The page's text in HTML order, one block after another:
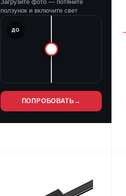
Загрузите фото — потяните
ползунок и включите свет
ДО
ПОПРОБОВАТЬ →